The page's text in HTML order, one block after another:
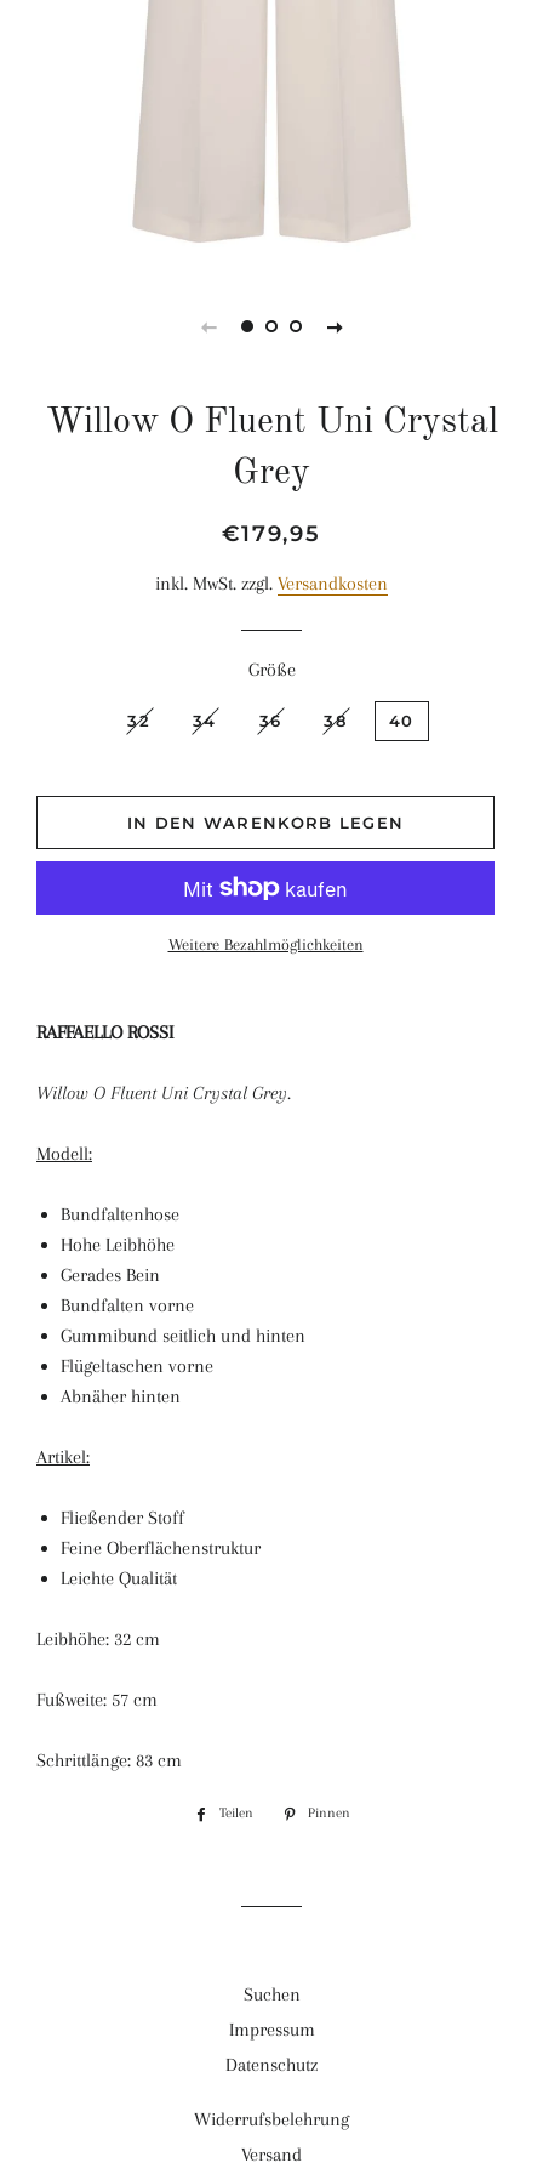
Willow O Fluent Uni Crystal
Grey
Normaler
Sonderpreis
€179,95
inkl. MwSt. zzgl. Versandkosten
Größe
32 34 36 38 40
IN DEN WARENKORB LEGEN
Weitere Bezahlmöglichkeiten
RAFFAELLO ROSSI
Willow O Fluent Uni Crystal Grey.
Modell:
Bundfaltenhose
Hohe Leibhöhe
Gerades Bein
Bundfalten vorne
Gummibund seitlich und hinten
Flügeltaschen vorne
Abnäher hinten
Artikel:
Fließender Stoff
Feine Oberflächenstruktur
Leichte Qualität
Leibhöhe: 32 cm
Fußweite: 57 cm
Schrittlänge: 83 cm
Teilen
Auf
Pinnen
Suchen
Impressum
Datenschutz
Widerrufsbelehrung
Versand